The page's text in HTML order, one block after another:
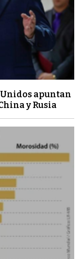
Unidos apuntan
y Rusia